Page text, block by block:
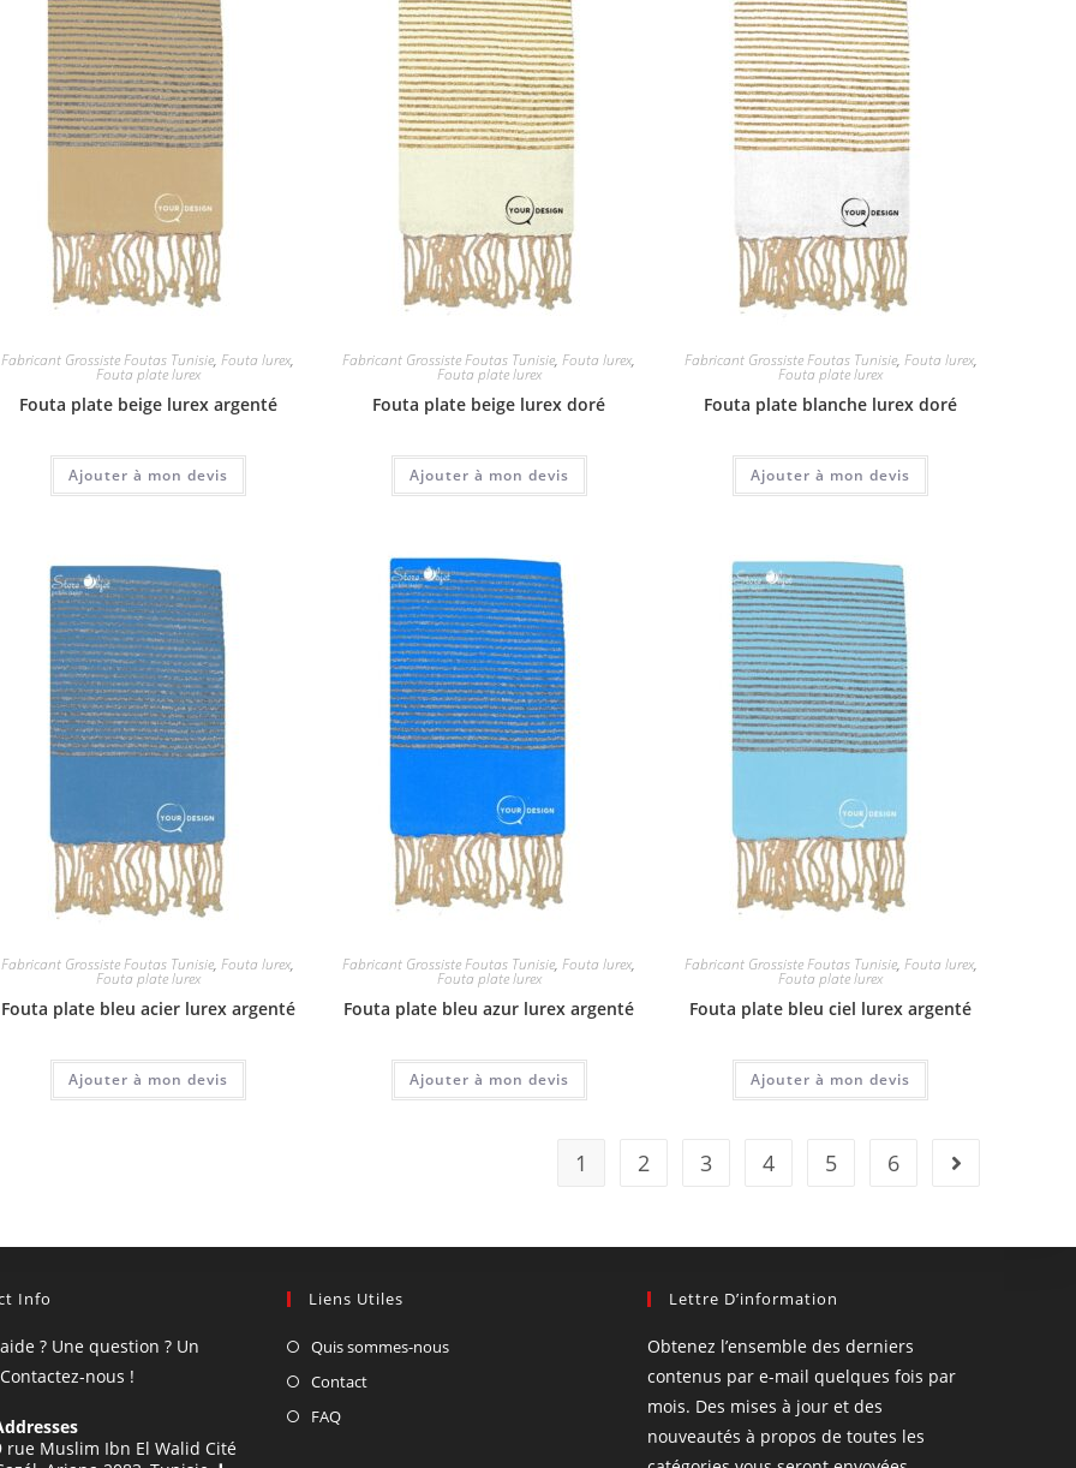
Fabricant Grossiste Foutas Tunisie,Fouta lurex,
Fouta plate lurex
Fouta plate beige lurex argenté
Ajouter à mon devis
Fabricant Grossiste Foutas Tunisie,Fouta lurex,
Fouta plate lurex
Fouta plate beige lurex doré
Ajouter à mon devis
Fabricant Grossiste Foutas Tunisie, Fouta lurex,
Fouta plate lurex
Fouta plate blanche lurex doré
Ajouter à mon devis
Fabricant Grossiste Foutas Tunisie,Fouta lurex,
Fouta plate lurex
Fouta plate bleu acier lurex argenté
Ajouter à mon devis
Fabricant Grossiste Foutas Tunisie,Fouta lurex,
Fouta plate lurex
Fouta plate bleu azur lurex argenté
Ajouter à mon devis
Fabricant Grossiste Foutas Tunisie, Fouta lurex,
Fouta plate lurex
Fouta plate bleu ciel lurex argenté
Ajouter à mon devis
1 2 3 4 5 6
Info
? Une question ? Un
nous !
rue Muslim Ibn El Walid Cité
Liens Utiles
Quis sommes-nous
Contact
FAQ
Lettre D’information
Obtenez l’ensemble des derniers
contenus par e-mail quelques fois par
mois. Des mises à jour et des
nouveautés à propos de toutes les